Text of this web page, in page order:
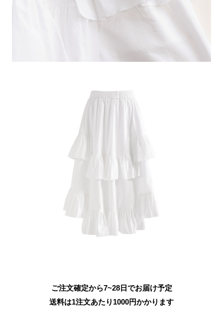
ご注文確定から7~28日でお届け予定
送料は1注文あたり 1000円かかります